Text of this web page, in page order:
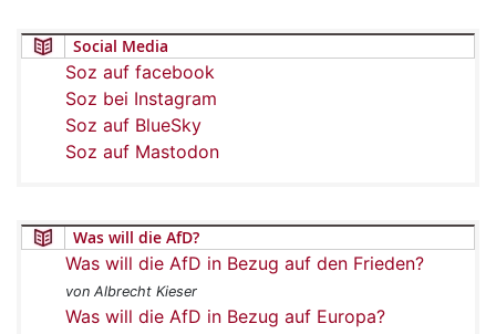
Social Media
Soz auf facebook
Soz bei Instagram
Soz auf BlueSky
Soz auf Mastodon
Was will die AfD?
Was will die AfD in Bezug auf den Frieden?
von Albrecht Kieser
Was will die AfD in Bezug auf Europa?